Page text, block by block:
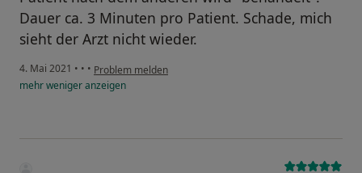
Dauer ca. 3 Minuten pro Patient. Schade, mich
sieht der Arzt nicht wieder.
4. Mai 2021 • • • Problem melden
mehrwenigeranzeigen